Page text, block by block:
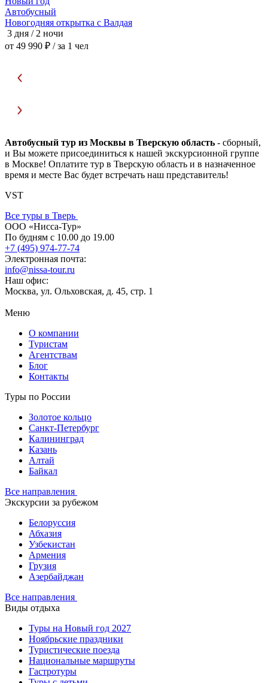
Автобусный
Новогодняя открытка с Валдая
3 дня / 2 ночи
от 49 990 ₽ / за 1 чел
Автобусный тур из Москвы в Тверскую область - сборный,
и Вы можете присоединиться к нашей экскурсионной группе
в Москве! Оплатите тур в Тверскую область и в назначенное
время и месте Вас будет встречать наш представитель!
VST
Все туры в Тверь
ООО «Нисса-Тур»
По будням с 10.00 до 19.00
+7 (495) 974-77-74
Электронная почта:
info@nissa-tour.ru
Наш офис:
Москва, ул. Ольховская, д. 45, стр. 1
Меню
О компании
Туристам
Агентствам
Блог
Контакты
Туры по России
Золотое кольцо
Санкт-Петербург
Калининград
Казань
Алтай
Байкал
Все направления
Экскурсии за рубежом
Белоруссия
Абхазия
Узбекистан
Армения
Грузия
Азербайджан
Все направления
Виды отдыха
Туры на Новый год 2027
Ноябрьские праздники
Туристические поезда
Национальные маршруты
Гастротуры